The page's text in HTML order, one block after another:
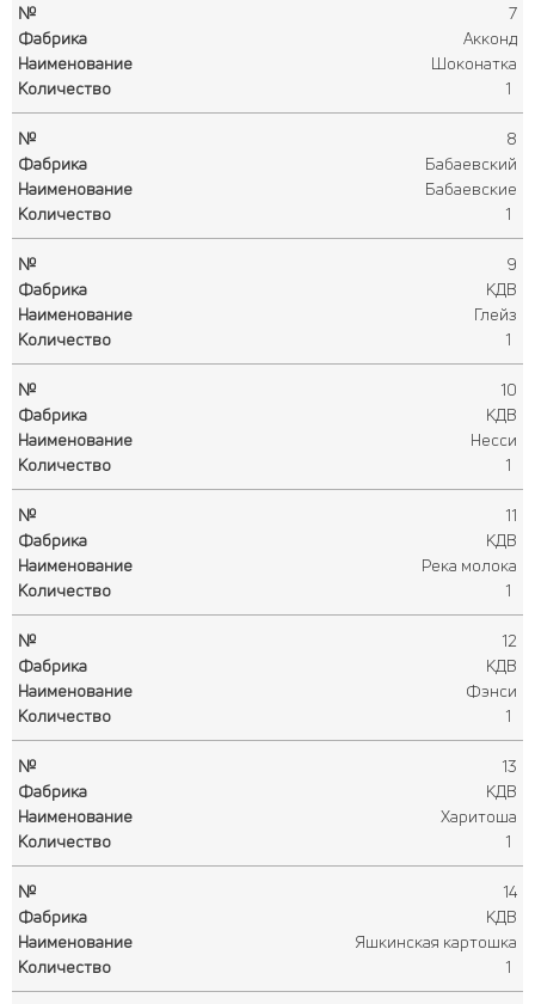
7
Акконд
Шоконатка
1
8
Бабаевский
Бабаевские
1
9
КДВ
Глейз
1
10
КДВ
Несси
1
11
КДВ
Река молока
1
12
КДВ
Фэнси
1
13
КДВ
Харитоша
1
14
КДВ
Яшкинская картошка
1